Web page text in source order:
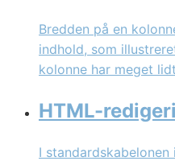
Bredden på en
indhold, som
kolonne har meget
HTML-
I